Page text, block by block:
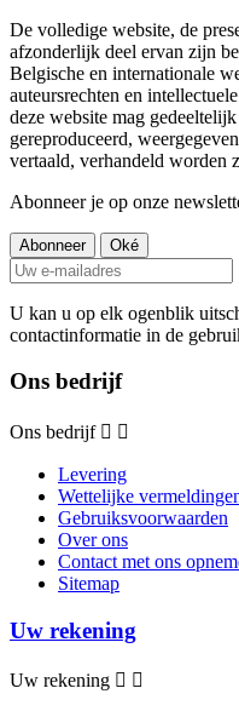
De volledige website, de
afzonderlijk deel ervan zijn
Belgische en internationale
auteursrechten en
deze website mag
gereproduceerd,
vertaald, verhandeld worden
Abonneer je op onze
U kan u op elk ogenblik
contactinformatie in de
Ons bedrijf
Ons bedrijf  
Levering
Wettelijke
Gebruiksvoorwaarden
Over ons
Contact met ons
Sitemap
Uw rekening
Uw rekening  